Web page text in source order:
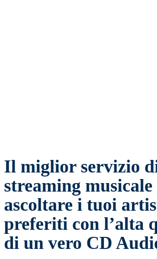
Il miglior servizio
streaming
ascoltare i tuoi
preferiti con l’alta
di un vero CD